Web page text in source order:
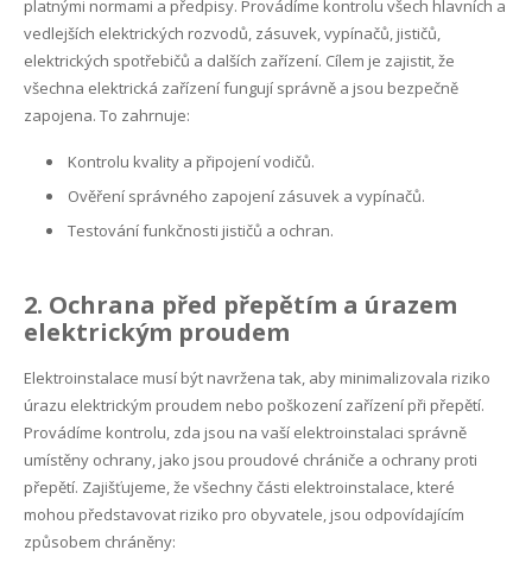
Internet Robčice
Internet Rokycany
Internet Starý Plzenec
Internet Šlovice
Internet Štěnovice
Internet Tymákov
Internet Útušice
Internet Volduchy
platnými normami a předpisy. Provádíme kontrolu všech hlavních a
vedlejších elektrických rozvodů, zásuvek, vypínačů, jističů,
elektrických spotřebičů a dalších zařízení. Cílem je zajistit, že
všechna elektrická zařízení fungují správně a jsou bezpečně
zapojena. To zahrnuje:
Kontrolu kvality a připojení vodičů.
Ověření správného zapojení zásuvek a vypínačů.
Testování funkčnosti jističů a ochran.
2. Ochrana před přepětím a úrazem
elektrickým proudem
Elektroinstalace musí být navržena tak, aby minimalizovala riziko
úrazu elektrickým proudem nebo poškození zařízení při přepětí.
Provádíme kontrolu, zda jsou na vaší elektroinstalaci správně
umístěny ochrany, jako jsou proudové chrániče a ochrany proti
přepětí. Zajišťujeme, že všechny části elektroinstalace, které
mohou představovat riziko pro obyvatele, jsou odpovídajícím
způsobem chráněny: